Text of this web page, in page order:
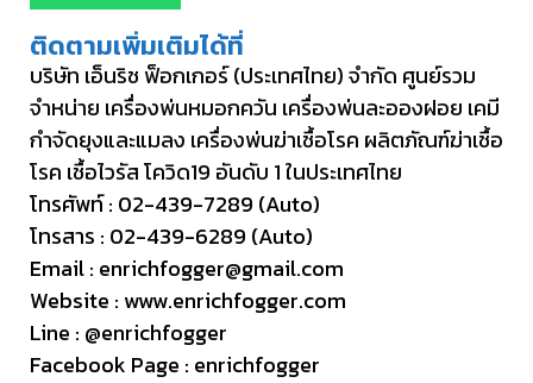
ติดตามเพิ่มเติมได้ที่
บริษัท เอ็นริช ฟ็อกเกอร์ (ประเทศไทย) จำกัด ศูนย์รวม
จำหน่าย เครื่องพ่นหมอกควัน เครื่องพ่นละอองฝอย เคมี
กำจัดยุงและแมลง เครื่องพ่นฆ่าเชื้อโรค ผลิตภัณฑ์ฆ่าเชื้อ
โรค เชื้อไวรัส โควิด19 อันดับ 1 ในประเทศไทย
โทรศัพท์ : 02-439-7289 (Auto)
โทรสาร : 02-439-6289 (Auto)
Email : enrichfogger@gmail.com
Website : www.enrichfogger.com
Line : @enrichfogger
Facebook Page : enrichfogger